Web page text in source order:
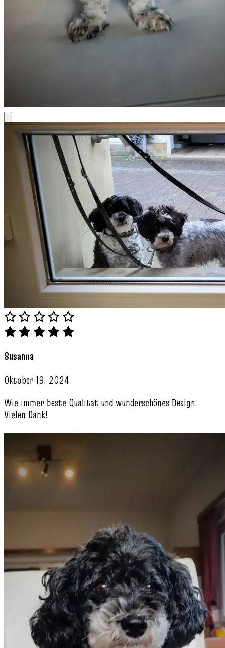
Susanna
Oktober 19, 2024
Wie immer beste Qualität und wunderschönes Design.
Vielen Dank!